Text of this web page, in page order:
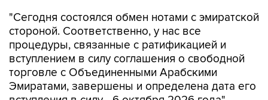
"Сегодня состоялся обмен нотами с эмиратской
стороной. Соответственно, у нас все
процедуры, связанные с ратификацией и
вступлением в силу соглашения о свободной
торговле с Объединенными Арабскими
Эмиратами, завершены и определена дата его